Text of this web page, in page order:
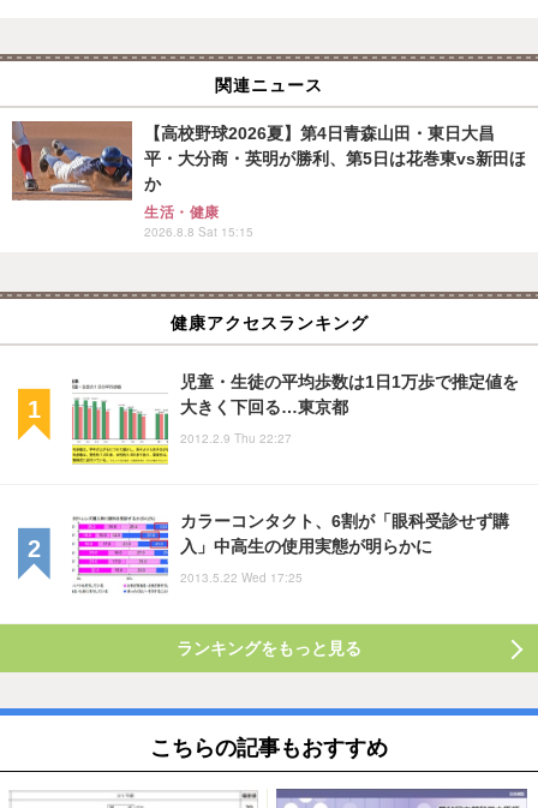
関連ニュース
【高校野球2026夏】第4日青森山田・東日大昌
平・大分商・英明が勝利、第5日は花巻東vs新田ほ
か
生活・健康
2026.8.8 Sat 15:15
健康アクセスランキング
児童・生徒の平均歩数は1日1万歩で推定値を
大きく下回る…東京都
2012.2.9 Thu 22:27
カラーコンタクト、6割が「眼科受診せず購
入」中高生の使用実態が明らかに
2013.5.22 Wed 17:25
ランキングをもっと見る
こちらの記事もおすすめ